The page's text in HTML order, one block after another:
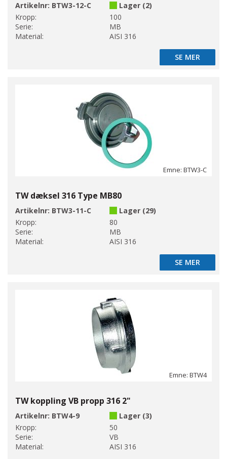
Artikelnr: BTW3-12-C
Lager (2)
Kropp:
100
Serie:
MB
Material:
AISI 316
SE MER
SE MER
Emne: BTW3-C
TW dæksel 316 Type MB80
Artikelnr: BTW3-11-C
Lager (29)
Kropp:
80
Serie:
MB
Material:
AISI 316
SE MER
SE MER
Emne: BTW4
TW koppling VB propp 316 2"
Artikelnr: BTW4-9
Lager (3)
Kropp:
50
Serie:
VB
Material:
AISI 316